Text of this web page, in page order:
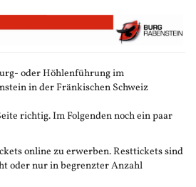
oder Höhlenführung im
in der Fränkischen Schweiz
richtig. Im Folgenden noch ein paar
online zu erwerben. Resttickets sind
oder nur in begrenzter Anzahl